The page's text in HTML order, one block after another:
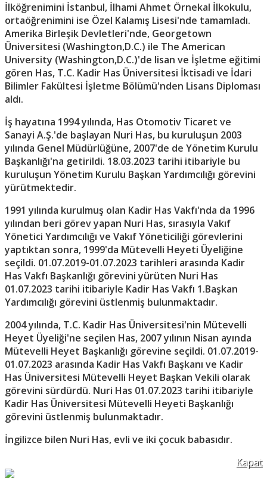
İlköğrenimini İstanbul, İlhami Ahmet Örnekal İlkokulu,
ortaöğrenimini ise Özel Kalamış Lisesi'nde tamamladı.
Amerika Birleşik Devletleri'nde, Georgetown
Üniversitesi (Washington,D.C.) ile The American
University (Washington,D.C.)'de lisan ve İşletme eğitimi
gören Has, T.C. Kadir Has Üniversitesi İktisadi ve İdari
Bilimler Fakültesi İşletme Bölümü'nden Lisans Diploması
aldı.
İş hayatına 1994 yılında, Has Otomotiv Ticaret ve
Sanayi A.Ş.'de başlayan Nuri Has, bu kuruluşun 2003
yılında Genel Müdürlüğüne, 2007'de de Yönetim Kurulu
Başkanlığı'na getirildi. 18.03.2023 tarihi itibariyle bu
kuruluşun Yönetim Kurulu Başkan Yardımcılığı görevini
yürütmektedir.
1991 yılında kurulmuş olan Kadir Has Vakfı'nda da 1996
yılından beri görev yapan Nuri Has, sırasıyla Vakıf
Yönetici Yardımcılığı ve Vakıf Yöneticiliği görevlerini
yaptıktan sonra, 1999'da Mütevelli Heyeti Üyeliğine
seçildi. 01.07.2019-01.07.2023 tarihleri arasında Kadir
Has Vakfı Başkanlığı görevini yürüten Nuri Has
01.07.2023 tarihi itibariyle Kadir Has Vakfı 1.Başkan
Yardımcılığı görevini üstlenmiş bulunmaktadır.
2004 yılında, T.C. Kadir Has Üniversitesi'nin Mütevelli
Heyet Üyeliği'ne seçilen Has, 2007 yılının Nisan ayında
Mütevelli Heyet Başkanlığı görevine seçildi. 01.07.2019-
01.07.2023 arasında Kadir Has Vakfı Başkanı ve Kadir
Has Üniversitesi Mütevelli Heyet Başkan Vekili olarak
görevini sürdürdü. Nuri Has 01.07.2023 tarihi itibariyle
Kadir Has Üniversitesi Mütevelli Heyeti Başkanlığı
görevini üstlenmiş bulunmaktadır.
İngilizce bilen Nuri Has, evli ve iki çocuk babasıdır.
Kapat